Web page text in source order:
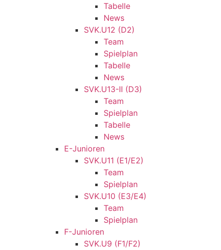
Tabelle
News
SVK.U12 (D2)
Team
Spielplan
Tabelle
News
SVK.U13-II (D3)
Team
Spielplan
Tabelle
News
E-Junioren
SVK.U11 (E1/E2)
Team
Spielplan
SVK.U10 (E3/E4)
Team
Spielplan
F-Junioren
SVK.U9 (F1/F2)